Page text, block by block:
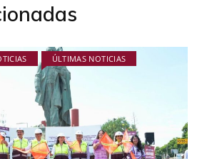
ÚLTIMAS NOTICIAS